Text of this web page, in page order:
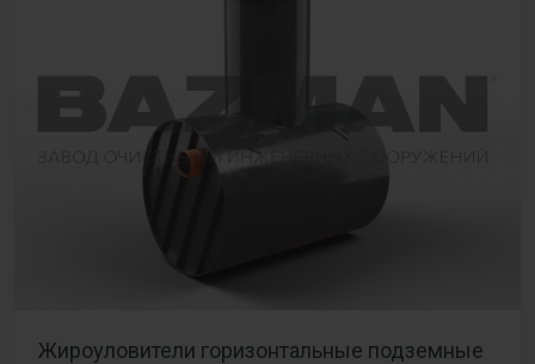
Жироуловители горизонтальные подземные